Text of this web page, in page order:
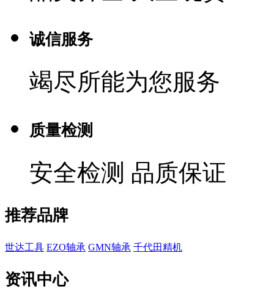
诚信服务
竭尽所能为您服务
质量检测
安全检测 品质保证
推荐品牌
世达工具 EZO轴承 GMN轴承 千代田精机
资讯中心